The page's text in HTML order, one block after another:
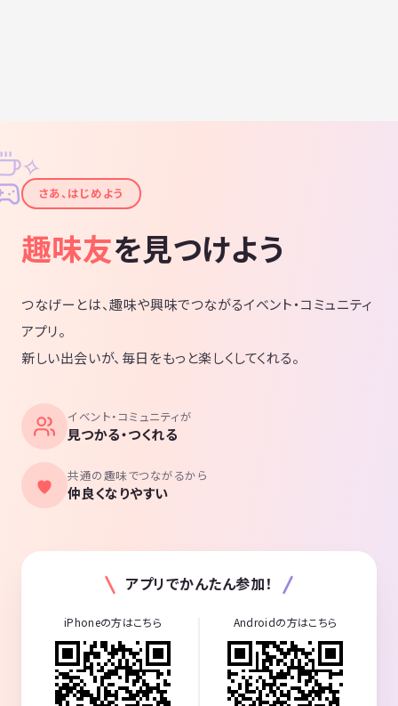
✦
✧
さあ、はじめよう
趣味友を見つけよう
つなげーとは、趣味や興味でつながるイベント・コミュニティ
アプリ。
新しい出会いが、毎日をもっと楽しくしてくれる。
イベント・コミュニティが
見つかる・つくれる
共通の趣味でつながるから
仲良くなりやすい
アプリでかんたん参加！
iPhoneの方はこちら Androidの方はこちら